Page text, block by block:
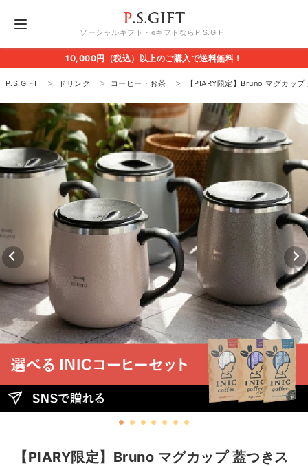
ソーシャルギフト・eギフトならP.S.GIFT
10,000円（税込）以上のご購入で送料無料！
P.S.GIFT ドリンク コーヒー・お茶 【PIARY限定】Bruno マグカッ
【PIARY限定】Bruno マグカップ 蓋つきス